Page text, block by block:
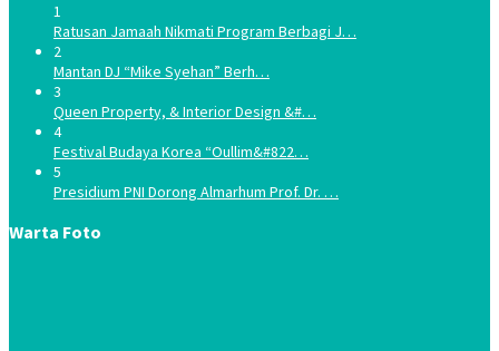
1
Ratusan Jamaah Nikmati Program Berbagi J…
2
Mantan DJ “Mike Syehan” Berh…
3
Queen Property, & Interior Design &#…
4
Festival Budaya Korea “Oullim&#822…
5
Presidium PNI Dorong Almarhum Prof. Dr. …
Warta Foto